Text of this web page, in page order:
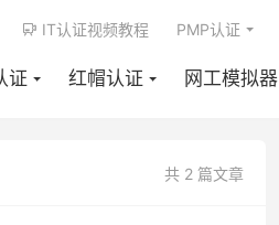
证 红帽认证 网工模拟器
 IT认证视频教程 PMP认证
共 2 篇文章